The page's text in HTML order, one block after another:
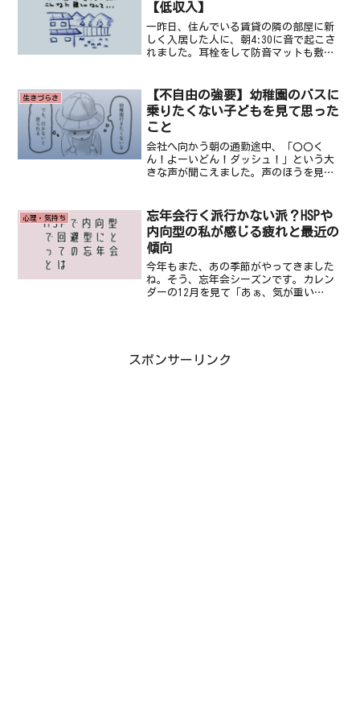
【低収入】
一昨日、住んでいる賃貸の隣の部屋に新
しく入居した人に、朝4:30に音で起こさ
れました。耳栓をして防音マットも敷い
しました。私は13年前に賃貸の上階の騒
音が原因でうつ病に...
生きづらさ
【不自由の強要】幼稚園のバスに
乗りたくない子どもを見て思った
こと
会社へ向かう朝の通勤途中、「〇〇く
ん！よーいどん！ダッシュ！」という大
きな声が聞こえました。声のほうを見る
かけていました。幼稚園の先生の後ろに
送迎バスが停まっています。...
心理・気持ち
忘年会行く派行かない派？HSPや
内向型の私が感じる疲れと最近の
傾向
今年もまた、あの季節がやってきました
ね。そう、忘年会シーズンです。カレン
ダーの12月を見て「あぁ、気が重い
スポンサーリンク